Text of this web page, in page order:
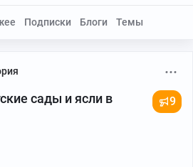
Подписки Блоги Темы
сады и ясли в
9